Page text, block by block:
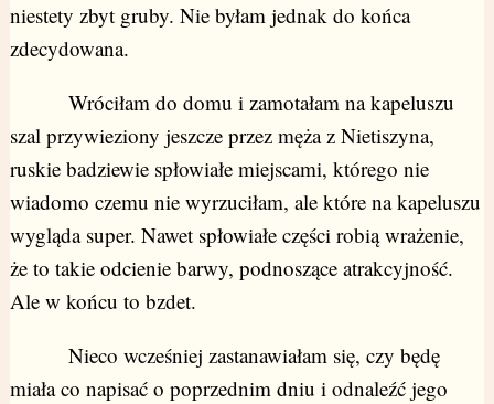
niestety zbyt gruby. Nie byłam jednak do końca
zdecydowana.
Wróciłam do domu i zamotałam na kapeluszu
szal przywieziony jeszcze przez męża z Nietiszyna,
ruskie badziewie spłowiałe miejscami, którego nie
wiadomo czemu nie wyrzuciłam, ale które na kapeluszu
wygląda super. Nawet spłowiałe części robią wrażenie,
że to takie odcienie barwy, podnoszące atrakcyjność.
Ale w końcu to bzdet.
Nieco wcześniej zastanawiałam się, czy będę
miała co napisać o poprzednim dniu i odnaleźć jego